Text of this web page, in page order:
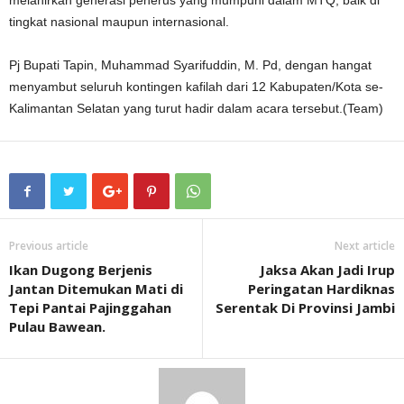
tingkat nasional maupun internasional.
Pj Bupati Tapin, Muhammad Syarifuddin, M. Pd, dengan hangat
menyambut seluruh kontingen kafilah dari 12 Kabupaten/Kota se-
Kalimantan Selatan yang turut hadir dalam acara tersebut.(Team)
Previous article
Ikan Dugong Berjenis
Jantan Ditemukan Mati di
Tepi Pantai Pajinggahan
Pulau Bawean.
Next article
Jaksa Akan Jadi Irup
Peringatan Hardiknas
Serentak Di Provinsi Jambi